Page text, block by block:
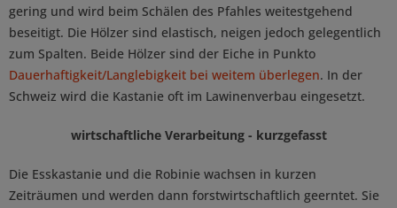
gering und wird beim Schälen des Pfahles weitestgehend
beseitigt. Die Hölzer sind elastisch, neigen jedoch gelegentlich
zum Spalten. Beide Hölzer sind der Eiche in Punkto
Dauerhaftigkeit/Langlebigkeit bei weitem überlegen. In der
Schweiz wird die Kastanie oft im Lawinenverbau eingesetzt.
wirtschaftliche Verarbeitung - kurzgefasst
Die Esskastanie und die Robinie wachsen in kurzen
Zeiträumen und werden dann forstwirtschaftlich geerntet. Sie